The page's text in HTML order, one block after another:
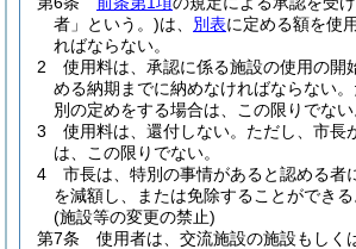
者」という。)は、 別表に定める額を使
ればならない。
2
使用料は、承認に係る施設の使用の開
める納期までに納めなければならない。
別の定めをする場合は、この限りでない
3
使用料は、還付しない。 ただし、市長
は、この限りでない。
4
市長は、特別の事情があると認める者
を減額し、または免除することができる
(施設等の変更の禁止)
第7条
使用者は、交流施設の施設もしく